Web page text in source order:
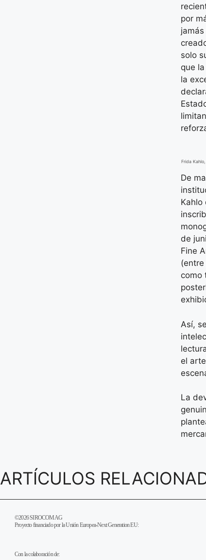
por
solo
que
la
Frida
De
Kahlo
de
Fine
como
Así,
el
La
ARTÍCULOS
©2026 SIROCOMAG
Proyecto financiado por la Unión Europea-Next Generation EU:
Con la colaboración de: